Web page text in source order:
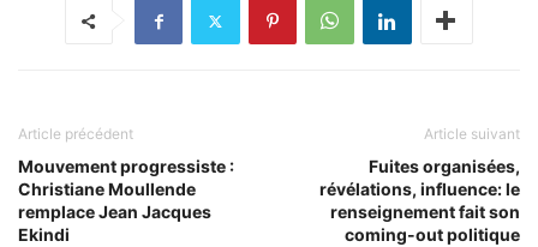
Article précédent
Mouvement progressiste :
Christiane Moullende
remplace Jean Jacques
Ekindi
Article suivant
Fuites organisées,
révélations, influence: le
renseignement fait son
coming-out politique